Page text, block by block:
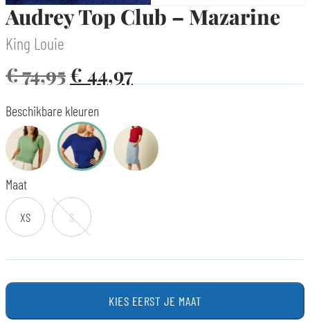
Audrey Top Club – Mazarine
King Louie
€74,95€ 44,97
Beschikbare kleuren
Maat
XS S
KIES EERST JE MAAT